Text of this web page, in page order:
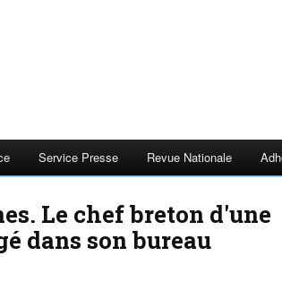
Service Presse Revue Nationale
Le chef breton d'une
dans son bureau